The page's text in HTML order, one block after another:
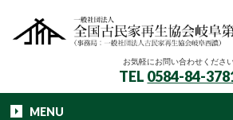
お気軽にお問い合わせくださ
TEL 0584-84-
MENU